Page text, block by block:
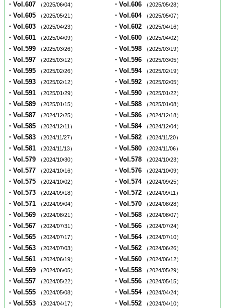
・Vol.607 （2025/06/04） ・Vol.606 （2025/05/28）
・Vol.605 （2025/05/21） ・Vol.604 （2025/05/07）
・Vol.603 （2025/04/23） ・Vol.602 （2025/04/16）
・Vol.601 （2025/04/09） ・Vol.600 （2025/04/02）
・Vol.599 （2025/03/26） ・Vol.598 （2025/03/19）
・Vol.597 （2025/03/12） ・Vol.596 （2025/03/05）
・Vol.595 （2025/02/26） ・Vol.594 （2025/02/19）
・Vol.593 （2025/02/12） ・Vol.592 （2025/02/05）
・Vol.591 （2025/01/29） ・Vol.590 （2025/01/22）
・Vol.589 （2025/01/15） ・Vol.588 （2025/01/08）
・Vol.587 （2024/12/25） ・Vol.586 （2024/12/18）
・Vol.585 （2024/12/11） ・Vol.584 （2024/12/04）
・Vol.583 （2024/11/27） ・Vol.582 （2024/11/20）
・Vol.581 （2024/11/13） ・Vol.580 （2024/11/06）
・Vol.579 （2024/10/30） ・Vol.578 （2024/10/23）
・Vol.577 （2024/10/16） ・Vol.576 （2024/10/09）
・Vol.575 （2024/10/02） ・Vol.574 （2024/09/25）
・Vol.573 （2024/09/18） ・Vol.572 （2024/09/11）
・Vol.571 （2024/09/04） ・Vol.570 （2024/08/28）
・Vol.569 （2024/08/21） ・Vol.568 （2024/08/07）
・Vol.567 （2024/07/31） ・Vol.566 （2024/07/24）
・Vol.565 （2024/07/17） ・Vol.564 （2024/07/10）
・Vol.563 （2024/07/03） ・Vol.562 （2024/06/26）
・Vol.561 （2024/06/19） ・Vol.560 （2024/06/12）
・Vol.559 （2024/06/05） ・Vol.558 （2024/05/29）
・Vol.557 （2024/05/22） ・Vol.556 （2024/05/15）
・Vol.555 （2024/05/08） ・Vol.554 （2024/04/24）
・Vol.553 （2024/04/17） ・Vol.552 （2024/04/10）